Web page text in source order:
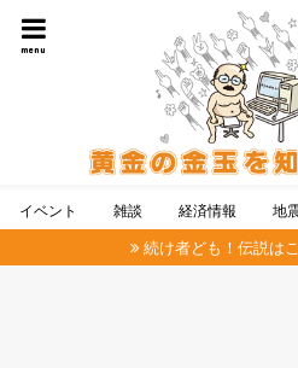
menu
イベント 雑談 経済情報 地
続け者ども！伝説は